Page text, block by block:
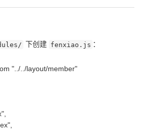
下创建 fenxiao.js ：
"../../layout/member"